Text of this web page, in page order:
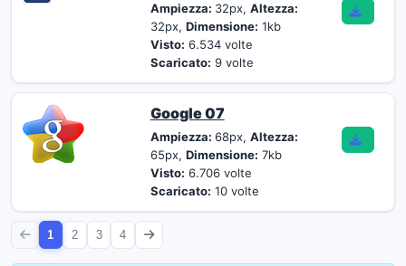
Ampiezza: 32px, Altezza:
32px, Dimensione: 1kb
Visto: 6.534 volte
Scaricato: 9 volte
Google 07
Ampiezza: 68px, Altezza:
65px, Dimensione: 7kb
Visto: 6.706 volte
Scaricato: 10 volte
1 2 3 4